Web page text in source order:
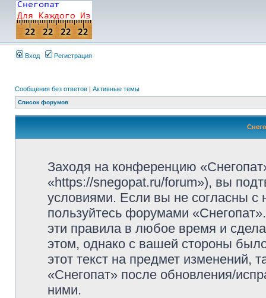
Вход Регистрация
Сообщения без ответов | Активные темы
Список форумов
Заходя на конференцию
«https://snegopat.ru/forum»), вы
условиями. Если вы не согласны с
пользуйтесь форумами
эти правила в любое время и
этом, однако с вашей стороны
этот текст на предмет изменений,
«Снегопат» после обновления/
ними.